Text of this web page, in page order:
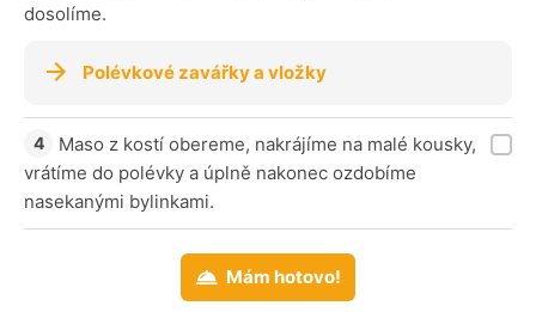
dosolíme.
Polévkové zavářky a vložky
Maso z kostí obereme, nakrájíme na malé kousky,
vrátíme do polévky a úplně nakonec ozdobíme
nasekanými bylinkami.
Mám hotovo!